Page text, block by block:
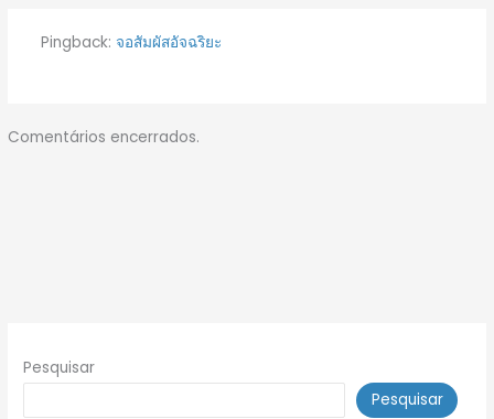
Pingback: จอสัมผัสอัจฉริยะ
Comentários encerrados.
Pesquisar
Pesquisar